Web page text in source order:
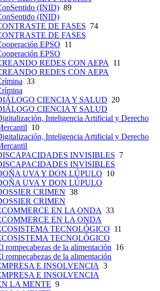
(INID) 89
(INID)
DE FASES 74
DE FASES
EPSO 11
EPSO
REDES CON AEPA 11
REDES CON AEPA
33
CIENCIA Y SALUD 20
CIENCIA Y SALUD
Inteligencia Artificial y Derecho
10
Inteligencia Artificial y Derecho
INVISIBLES 7
INVISIBLES
UVA Y DON LÚPULO 10
UVA Y DON LÚPULO
CRIMEN 38
CRIMEN
EN LA ONDA 33
EN LA ONDA
TECNOLÓGICO 11
TECNOLÓGICO
rompecabezas de la alimentación 16
rompecabezas de la alimentación
E INSOLVENCIA 3
E INSOLVENCIA
LA MENTE 9